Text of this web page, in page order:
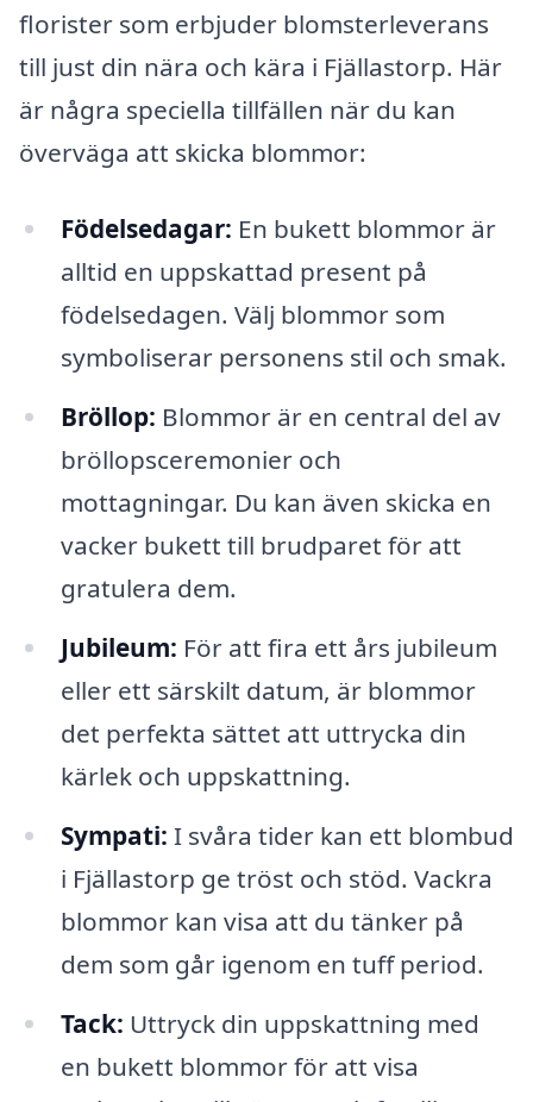
florister som erbjuder blomsterleverans
till just din nära och kära i Fjällastorp. Här
är några speciella tillfällen när du kan
överväga att skicka blommor:
Födelsedagar: En bukett blommor är
alltid en uppskattad present på
födelsedagen. Välj blommor som
symboliserar personens stil och smak.
Bröllop: Blommor är en central del av
bröllopsceremonier och
mottagningar. Du kan även skicka en
vacker bukett till brudparet för att
gratulera dem.
Jubileum: För att fira ett års jubileum
eller ett särskilt datum, är blommor
det perfekta sättet att uttrycka din
kärlek och uppskattning.
Sympati: I svåra tider kan ett blombud
i Fjällastorp ge tröst och stöd. Vackra
blommor kan visa att du tänker på
dem som går igenom en tuff period.
Tack: Uttryck din uppskattning med
en bukett blommor för att visa